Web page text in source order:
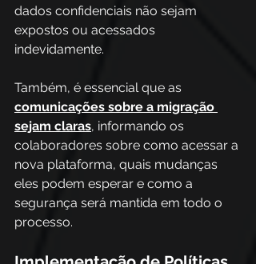
dados confidenciais não sejam
expostos ou acessados
indevidamente.
Também, é essencial que as
comunicações sobre a migração
sejam claras, informando os
colaboradores sobre como acessar a
nova plataforma, quais mudanças
eles podem esperar e como a
segurança será mantida em todo o
processo.